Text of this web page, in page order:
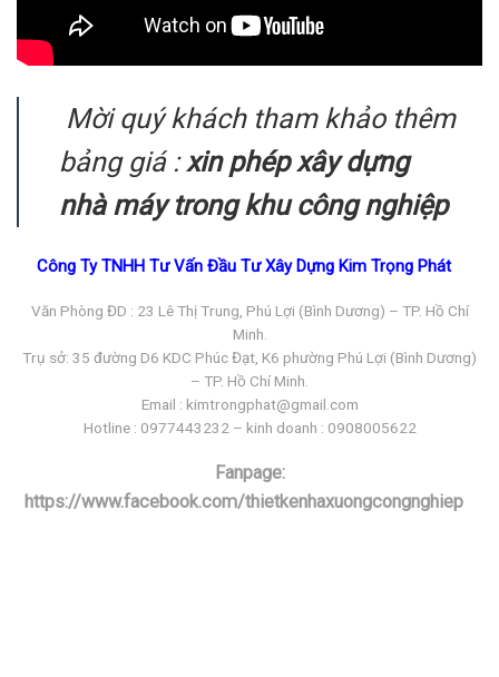
Mời quý khách tham khảo thêm
bảng giá :xin phép xây dựng
nhà máy trong khu công nghiệp
Công Ty TNHH Tư Vấn Đầu Tư Xây Dựng Kim Trọng Phát
Văn Phòng ĐD : 23 Lê Thị Trung, Phú Lợi (Bình Dương) – TP. Hồ Chí
Minh.
Trụ sở: 35 đường D6 KDC Phúc Đạt, K6 phường Phú Lợi (Bình Dương)
– TP. Hồ Chí Minh.
Email : kimtrongphat@gmail.com
Hotline : 0977443232 – kinh doanh : 0908005622
Fanpage:
https://www.facebook.com/thietkenhaxuongcongnghiep